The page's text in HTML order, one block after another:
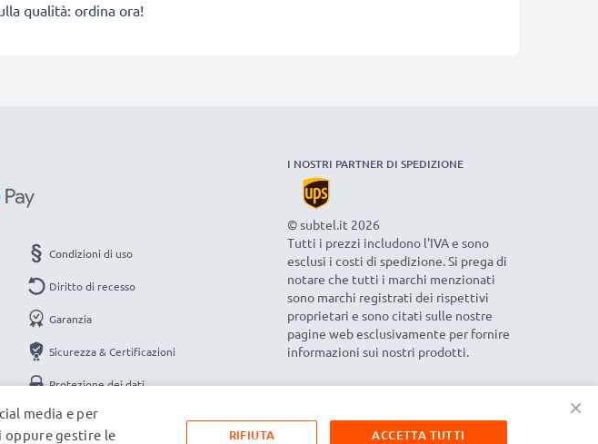
qualità: ordina ora!
Condizioni di uso
Diritto di recesso
Garanzia
Sicurezza & Certificazioni
Protezione dei dati
Note legali
I NOSTRI PARTNER DI SPEDIZIONE
© subtel.it 2026
Tutti i prezzi includono l'IVA e sono
esclusi i costi di spedizione. Si prega di
notare che tutti i marchi menzionati
sono marchi registrati dei rispettivi
proprietari e sono citati sulle nostre
pagine web esclusivamente per fornire
informazioni sui nostri prodotti.
×
media e per
oppure gestire le
ACCETTA TUTTI
RIFIUTA